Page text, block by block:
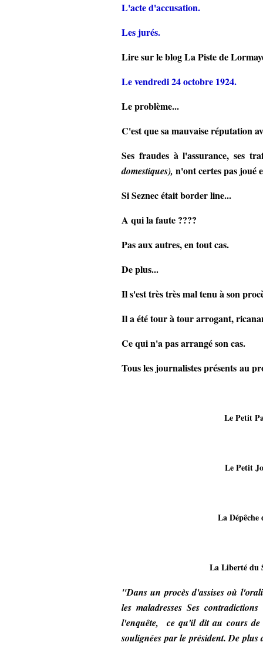
L'acte d'accusation.
Les jurés.
Lire sur le blog La Piste de
Le vendredi 24 octobre 1924.
Le problème...
C'est que sa mauvaise réputation
Ses fraudes à l'assurance, ses
domestiques), n'ont certes pas joué
Si Seznec était border line...
A qui la faute ????
Pas aux autres, en tout cas.
De plus...
Il s'est très très mal tenu à son
Il a été tour à tour arrogant,
Ce qui n'a pas arrangé son cas.
Tous les journalistes présents au
Le Petit
Le Petit
La Dépêche
La Liberté du
"Dans un procès d'assises où
les maladresses Ses
l'enquête, ce qu'il dit au cours
soulignées par le président. De